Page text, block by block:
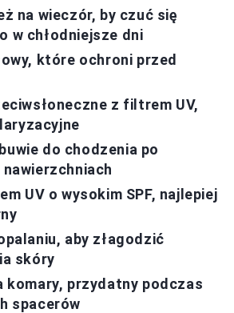
na wieczór, by czuć się
w chłodniejsze dni
które ochroni przed
z filtrem UV,
do chodzenia po
UV o wysokim SPF, najlepiej
aby złagodzić
skóry
komary, przydatny podczas
spacerów